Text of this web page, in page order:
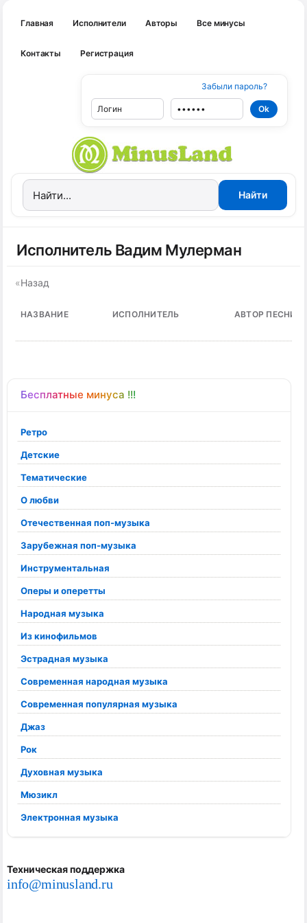
Главная Исполнители Авторы Все минусы
Контакты Регистрация
Забыли пароль?
Бесплатные минуса !!!
Ретро
Детские
Тематические
О любви
Отечественная поп-музыка
Зарубежная поп-музыка
Инструментальная
Оперы и оперетты
Народная музыка
Из кинофильмов
Эстрадная музыка
Современная народная музыка
Современная популярная музыка
Джаз
Рок
Духовная музыка
Мюзикл
Электронная музыка
Техническая поддержка
info@minusland.ru
Исполнитель Вадим Мулерман
«Назад
НАЗВАНИЕ ИСПОЛНИТЕЛЬ АВТОР ПЕСНИ